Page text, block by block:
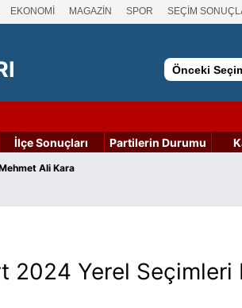
EKONOMİ MAGAZİN SPOR SEÇİM
Önceki
İlçe Sonuçları Partilerin Durumu
Ali Kara
2024 Yerel Seçimleri